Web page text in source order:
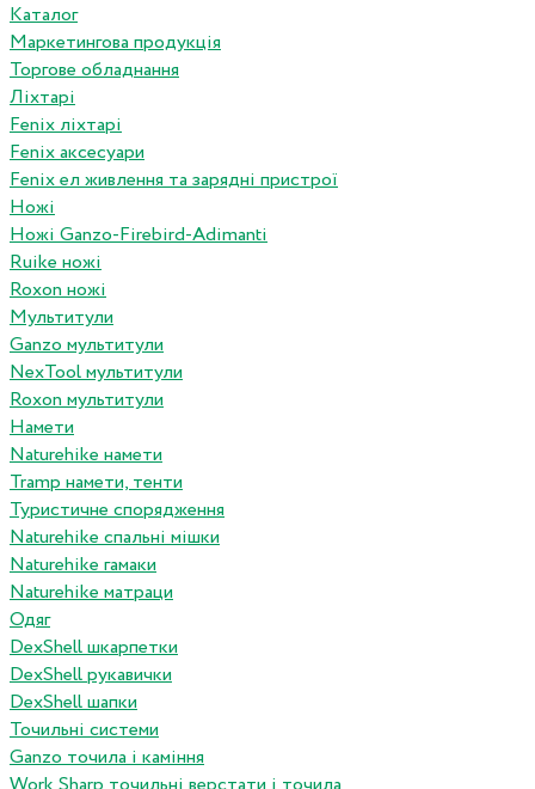
Каталог
Маркетингова продукція
Торгове обладнання
Ліхтарі
Fenix ліхтарі
Fenix аксесуари
Fenix ел живлення та зарядні пристрої
Ножі
Ножі Ganzo-Firebird-Adimanti
Ruike ножі
Roxon ножi
Мультитули
Ganzo мультитули
NexTool мультитули
Roxon мультитули
Намети
Naturehike намети
Tramp намети, тенти
Туристичне спорядження
Naturehike спальні мішки
Naturehike гамаки
Naturehike матраци
Одяг
DexShell шкарпетки
DexShell рукавички
DexShell шапки
Точильні системи
Ganzo точила і каміння